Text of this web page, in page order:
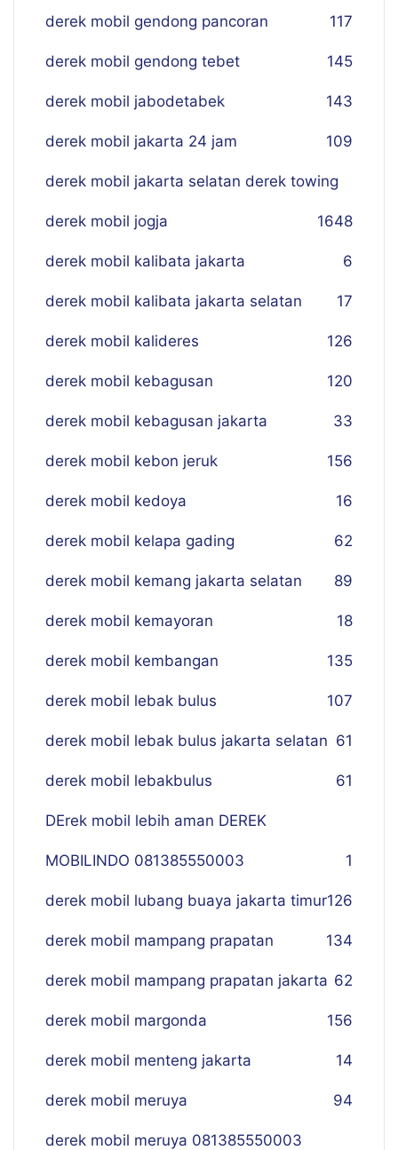
derek mobil gendong pancoran 117
derek mobil gendong tebet 145
derek mobil jabodetabek 143
derek mobil jakarta 24 jam 109
derek mobil jakarta selatan derek towing
48
derek mobil jogja 16
derek mobil kalibata jakarta 6
derek mobil kalibata jakarta selatan 17
derek mobil kalideres 126
derek mobil kebagusan 120
derek mobil kebagusan jakarta 33
derek mobil kebon jeruk 156
derek mobil kedoya 16
derek mobil kelapa gading 62
derek mobil kemang jakarta selatan 89
derek mobil kemayoran 18
derek mobil kembangan 135
derek mobil lebak bulus 107
derek mobil lebak bulus jakarta selatan 61
derek mobil lebakbulus 61
DErek mobil lebih aman DEREK
MOBILINDO 081385550003 1
derek mobil lubang buaya jakarta timur126
derek mobil mampang prapatan 134
derek mobil mampang prapatan jakarta 62
derek mobil margonda 156
derek mobil menteng jakarta 14
derek mobil meruya 94
derek mobil meruya 081385550003